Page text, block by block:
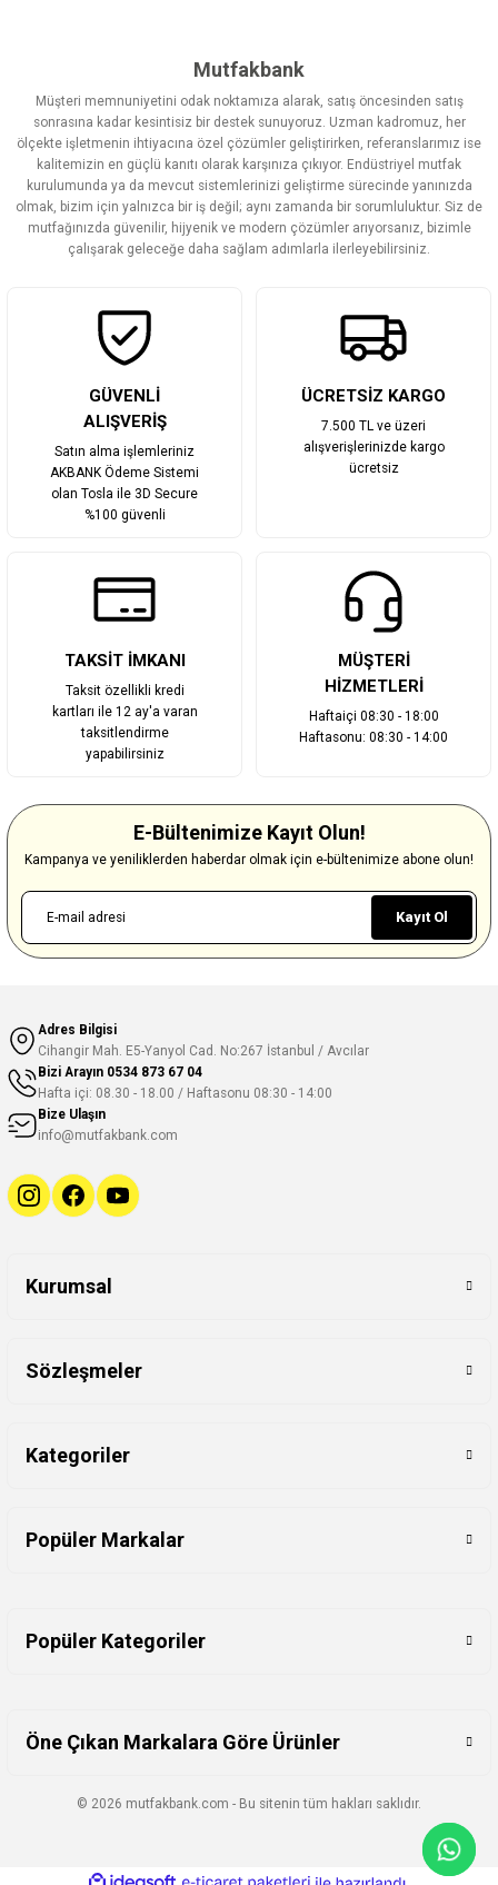
Mutfakbank
Müşteri memnuniyetini odak noktamıza alarak, satış öncesinden satış
sonrasına kadar kesintisiz bir destek sunuyoruz. Uzman kadromuz, her
ölçekte işletmenin ihtiyacına özel çözümler geliştirirken, referanslarımız ise
kalitemizin en güçlü kanıtı olarak karşınıza çıkıyor. Endüstriyel mutfak
kurulumunda ya da mevcut sistemlerinizi geliştirme sürecinde yanınızda
olmak, bizim için yalnızca bir iş değil; aynı zamanda bir sorumluluktur. Siz de
mutfağınızda güvenilir, hijyenik ve modern çözümler arıyorsanız, bizimle
çalışarak geleceğe daha sağlam adımlarla ilerleyebilirsiniz.
GÜVENLİ
ALIŞVERİŞ
Satın alma işlemleriniz
AKBANK Ödeme Sistemi
olan Tosla ile 3D Secure
%100 güvenli
ÜCRETSİZ KARGO
7.500 TL ve üzeri
alışverişlerinizde kargo
ücretsiz
TAKSİT İMKANI
Taksit özellikli kredi
kartları ile 12 ay'a varan
taksitlendirme
yapabilirsiniz
MÜŞTERİ
HİZMETLERİ
Haftaiçi 08:30 - 18:00
Haftasonu: 08:30 - 14:00
E-Bültenimize Kayıt Olun!
Kampanya ve yeniliklerden haberdar olmak için e-bültenimize abone olun!
Kayıt Ol
Adres Bilgisi
Cihangir Mah. E5-Yanyol Cad. No:267 İstanbul / Avcılar
Bizi Arayın 0534 873 67 04
Hafta içi: 08.30 - 18.00 / Haftasonu 08:30 - 14:00
Bize Ulaşın
info@mutfakbank.com
Kurumsal
Sözleşmeler
Kategoriler
Popüler Markalar
Popüler Kategoriler
Öne Çıkan Markalara Göre Ürünler
© 2026 mutfakbank.com - Bu sitenin tüm hakları saklıdır.
ideasoft